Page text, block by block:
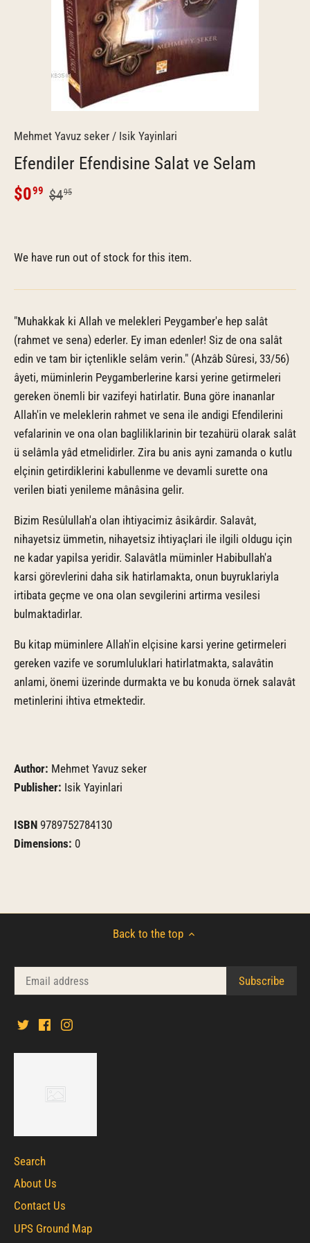
Mehmet Yavuz seker / Isik Yayinlari
Efendiler Efendisine Salat ve Selam
$099 $495
We have run out of stock for this item.
"Muhakkak ki Allah ve melekleri Peygamber'e hep salât
(rahmet ve sena) ederler. Ey iman edenler! Siz de ona salât
edin ve tam bir içtenlikle selâm verin." (Ahzâb Sûresi, 33/56)
âyeti, müminlerin Peygamberlerine karsi yerine getirmeleri
gereken önemli bir vazifeyi hatirlatir. Buna göre inananlar
Allah'in ve meleklerin rahmet ve sena ile andigi Efendilerini
vefalarinin ve ona olan bagliliklarinin bir tezahürü olarak salât
ü selâmla yâd etmelidirler. Zira bu anis ayni zamanda o kutlu
elçinin getirdiklerini kabullenme ve devamli surette ona
verilen biati yenileme mânâsina gelir.
Bizim Resûlullah'a olan ihtiyacimiz âsikârdir. Salavât,
nihayetsiz ümmetin, nihayetsiz ihtiyaçlari ile ilgili oldugu için
ne kadar yapilsa yeridir. Salavâtla müminler Habibullah'a
karsi görevlerini daha sik hatirlamakta, onun buyruklariyla
irtibata geçme ve ona olan sevgilerini artirma vesilesi
bulmaktadirlar.
Bu kitap müminlere Allah'in elçisine karsi yerine getirmeleri
gereken vazife ve sorumluluklari hatirlatmakta, salavâtin
anlami, önemi üzerinde durmakta ve bu konuda örnek salavât
metinlerini ihtiva etmektedir.
Author: Mehmet Yavuz seker
Publisher: Isik Yayinlari
ISBN 9789752784130
Dimensions: 0
Back to the top
Search
About Us
Contact Us
UPS Ground Map